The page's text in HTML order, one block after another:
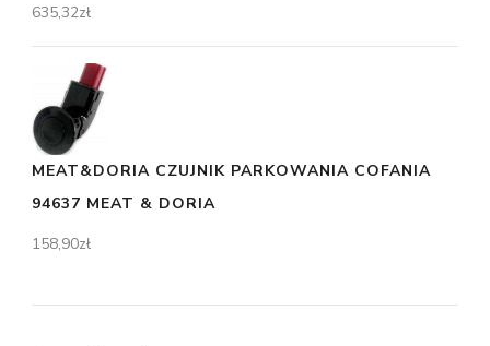
635,32zł
MEAT&DORIA CZUJNIK PARKOWANIA COFANIA
94637 MEAT & DORIA
158,90zł